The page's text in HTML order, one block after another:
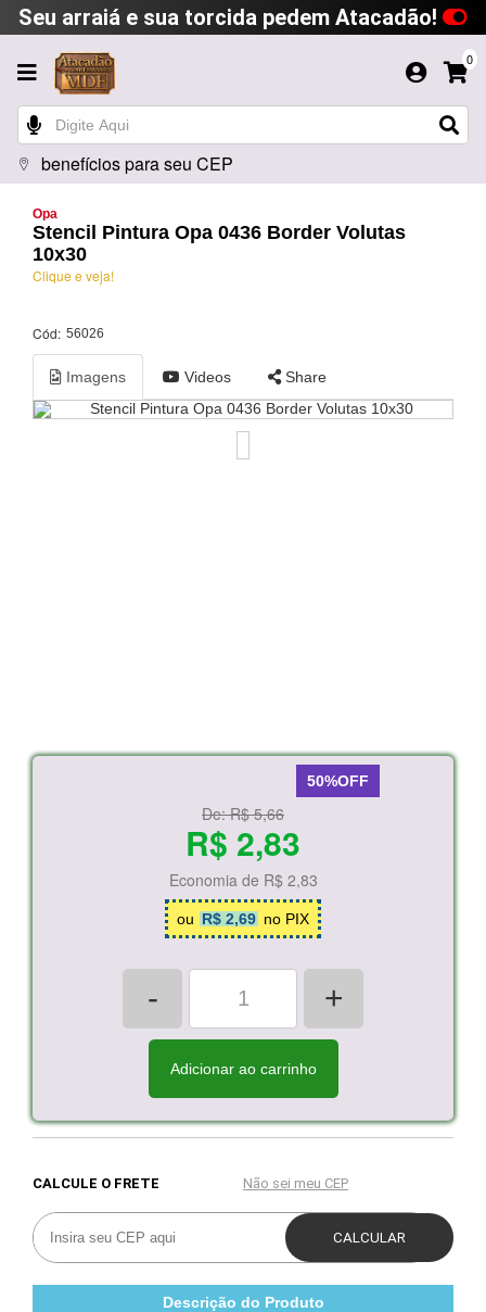
Seu arraiá e sua torcida pedem Atacadão!
0
benefícios para seu CEP
Opa
Stencil Pintura Opa 0436 Border Volutas
10x30
Clique e veja!
Cód: 56026
Imagens Videos Share
50%OFF
De:R$ 5,66
R$ 2,83
Economia de R$ 2,83
ou R$ 2,69 no PIX
- +
Adicionar ao carrinho
Descrição do Produto